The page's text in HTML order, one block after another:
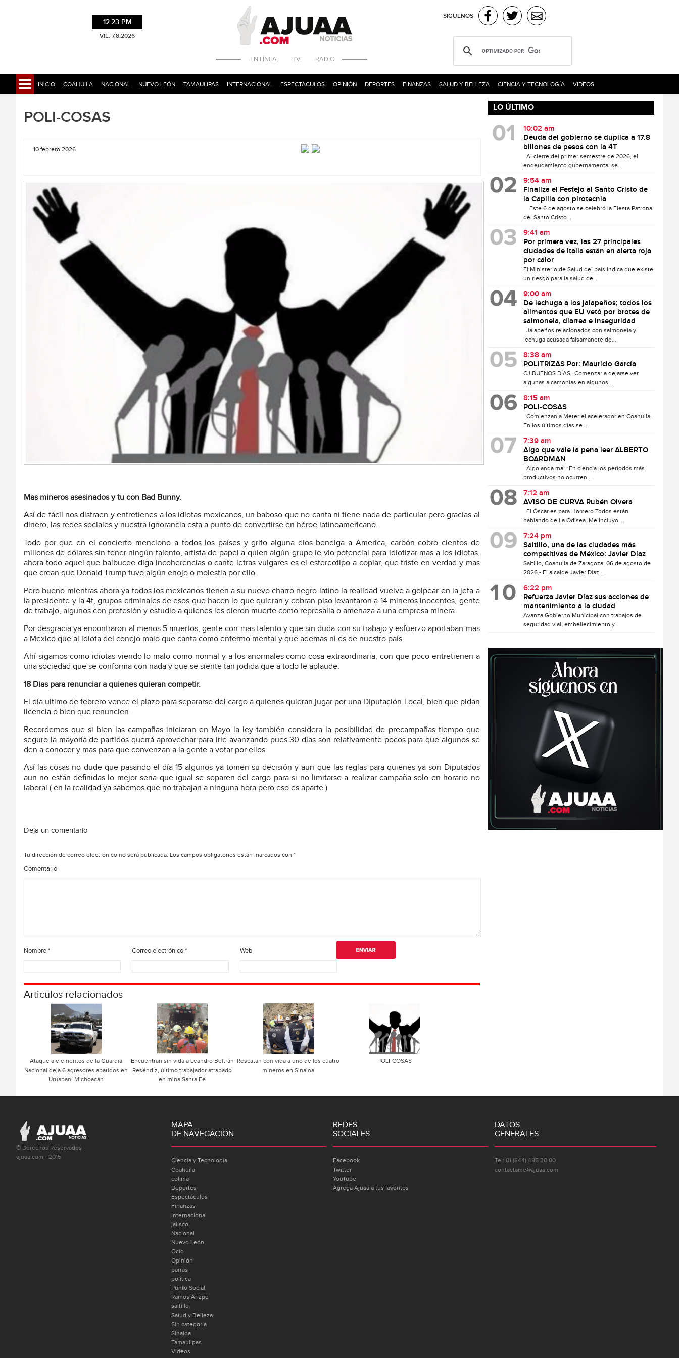
12:23 PM
VIE. 7.8.2026
·EN LÍNEA. ·T.V. ·RADIO
SIGUENOS
INICIO COAHUILA NACIONAL NUEVO LEÓN TAMAULIPAS INTERNACIONAL ESPECTÁCULOS OPINIÓN DEPORTES FINANZAS SALUD Y BELLEZA CIENCIA Y TECNOLOGÍA VIDEOS
POLI-COSAS
10 febrero 2026
Mas mineros asesinados y tu con Bad Bunny.
Así de fácil nos distraen y entretienes a los idiotas mexicanos, un baboso que no canta ni tiene nada de particular pero gracias al
dinero, las redes sociales y nuestra ignorancia esta a punto de convertirse en héroe latinoamericano.
Todo por que en el concierto menciono a todos los países y grito alguna dios bendiga a America, carbón cobro cientos de
millones de dólares sin tener ningún talento, artista de papel a quien algún grupo le vio potencial para idiotizar mas a los idiotas,
ahora todo aquel que balbucee diga incoherencias o cante letras vulgares es el estereotipo a copiar, que triste en verdad y mas
que crean que Donald Trump tuvo algún enojo o molestia por ello.
Pero bueno mientras ahora ya todos los mexicanos tienen a su nuevo charro negro latino la realidad vuelve a golpear en la jeta a
la presidente y la 4t, grupos criminales de esos que hacen lo que quieran y cobran piso levantaron a 14 mineros inocentes, gente
de trabajo, algunos con profesión y estudio a quienes les dieron muerte como represalia o amenaza a una empresa minera.
Por desgracia ya encontraron al menos 5 muertos, gente con mas talento y que sin duda con su trabajo y esfuerzo aportaban mas
a Mexico que al idiota del conejo malo que canta como enfermo mental y que ademas ni es de nuestro país.
Ahí sigamos como idiotas viendo lo malo como normal y a los anormales como cosa extraordinaria, con que poco entretienen a
una sociedad que se conforma con nada y que se siente tan jodida que a todo le aplaude.
18 Dias para renunciar a quienes quieran competir.
El día ultimo de febrero vence el plazo para separarse del cargo a quienes quieran jugar por una Diputación Local, bien que pidan
licencia o bien que renuncien.
Recordemos que si bien las campañas iniciaran en Mayo la ley también considera la posibilidad de precampañas tiempo que
seguro la mayoría de partidos querrá aprovechar para irle avanzando pues 30 días son relativamente pocos para que algunos se
den a conocer y mas para que convenzan a la gente a votar por ellos.
Así las cosas no dude que pasando el día 15 algunos ya tomen su decisión y aun que las reglas para quienes ya son Diputados
aun no están definidas lo mejor seria que igual se separen del cargo para si no limitarse a realizar campaña solo en horario no
laboral ( en la realidad ya sabemos que no trabajan a ninguna hora pero eso es aparte )
Deja un comentario
Tu dirección de correo electrónico no será publicada. Los campos obligatorios están marcados con *
Comentario
Nombre* Correo electrónico* Web
Articulos relacionados
Ataque a elementos de la Guardia
Nacional deja 6 agresores abatidos en
Uruapan, Michoacán
Encuentran sin vida a Leandro Beltrán
Reséndiz, último trabajador atrapado
en mina Santa Fe
Rescatan con vida a uno de los cuatro
mineros en Sinaloa
POLI-COSAS
LO ÚLTIMO
10:02 am
Deuda del gobierno se duplica a 17.8
billones de pesos con la 4T
Al cierre del primer semestre de 2026, el
endeudamiento gubernamental se...
9:54 am
Finaliza el Festejo al Santo Cristo de
la Capilla con pirotecnia
Este 6 de agosto se celebró la Fiesta Patronal
del Santo Cristo...
9:41 am
Por primera vez, las 27 principales
ciudades de Italia están en alerta roja
por calor
El Ministerio de Salud del país indica que existe
un riesgo para la salud de...
9:00 am
De lechuga a los jalapeños; todos los
alimentos que EU vetó por brotes de
salmonela, diarrea e inseguridad
Jalapeños relacionados con salmonela y
lechuga acusada falsamanete de...
8:38 am
POLITRIZAS Por: Mauricio García
CJ BUENOS DÍAS…Comenzar a dejarse ver
algunas alcamonías en algunos...
8:15 am
POLI-COSAS
Comienzan a Meter el acelerador en Coahuila.
En los últimos días se...
7:39 am
Algo que vale la pena leer ALBERTO
BOARDMAN
Algo anda mal “En ciencia los períodos más
productivos no ocurren...
7:12 am
AVISO DE CURVA Rubén Olvera
El Óscar es para Homero Todos están
hablando de La Odisea. Me incluyo....
7:24 pm
Saltillo, una de las ciudades más
competitivas de México: Javier Díaz
Saltillo, Coahuila de Zaragoza; 06 de agosto de
2026.- El alcalde Javier Díaz...
6:22 pm
Refuerza Javier Díaz sus acciones de
mantenimiento a la ciudad
Avanza Gobierno Municipal con trabajos de
seguridad vial, embellecimiento y...
© Derechos Reservados
ajuaa.com - 2015
MAPA
DE NAVEGACIÓN
Ciencia y Tecnología
Coahuila
colima
Deportes
Espectáculos
Finanzas
Internacional
jalisco
Nacional
Nuevo León
Ocio
Opinión
parras
politica
Punto Social
Ramos Arizpe
saltillo
Salud y Belleza
Sin categoría
Sinaloa
Tamaulipas
Videos
REDES
SOCIALES
Facebook
Twitter
YouTube
Agrega Ajuaa a tus favoritos
DATOS
GENERALES
Tel: 01 (844) 485 30 00
contactame@ajuaa.com